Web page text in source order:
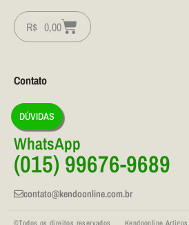
R$ 0,00
Contato
DÚVIDAS
WhatsApp
(015) 99676-9689
contato@kendoonline.com.br
©Todos os direitos reservados Kendoonline